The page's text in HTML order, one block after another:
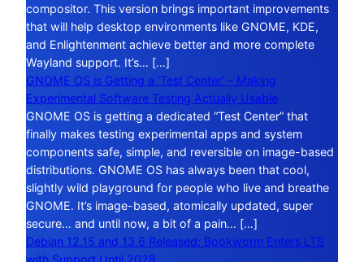
compositor. This version brings important improvements
that will help desktop environments like GNOME, KDE,
and Enlightenment achieve better and more complete
Wayland support. It’s… […]
GNOME OS is Getting a ‘Test Center’ – Making
Experimental Software Testing Actually Usable
GNOME OS is getting a dedicated “Test Center” that
finally makes testing experimental apps and system
components safe, simple, and reversible on image-based
distributions. GNOME OS has always been that cool,
slightly wild playground for people who live and breathe
GNOME. It’s image-based, atomically updated, super
secure… and until now, a bit of a pain… […]
Debian 12.15 and 13.6 Released: Bookworm Enters LTS